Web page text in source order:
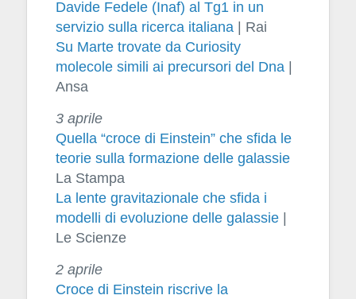
Davide Fedele (Inaf) al Tg1 in un
servizio sulla ricerca italiana| Rai
Su Marte trovate da Curiosity
molecole simili ai precursori del Dna|
Ansa
3 aprile
Quella “croce di Einstein” che sfida le
teorie sulla formazione delle galassie
La Stampa
La lente gravitazionale che sfida i
modelli di evoluzione delle galassie|
Le Scienze
2 aprile
Croce di Einstein riscrive la